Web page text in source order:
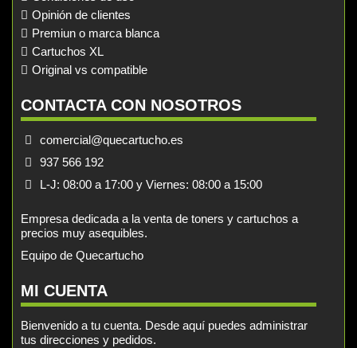
Opinión de clientes
Premiun o marca blanca
Cartuchos XL
Original vs compatible
CONTACTA CON NOSOTROS
comercial@quecartucho.es
937 566 192
L-J: 08:00 a 17:00 y Viernes: 08:00 a 15:00
Empresa dedicada a la venta de toners y cartuchos a
precios muy asequibles.
Equipo de Quecartucho
MI CUENTA
Bienvenido a tu cuenta. Desde aquí puedes administrar
tus direcciones y pedidos.